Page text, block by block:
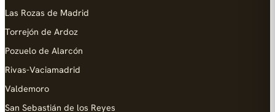
Las Rozas de Madrid
Torrejón de Ardoz
Pozuelo de Alarcón
Rivas-Vaciamadrid
Valdemoro
San Sebastián de los Reyes